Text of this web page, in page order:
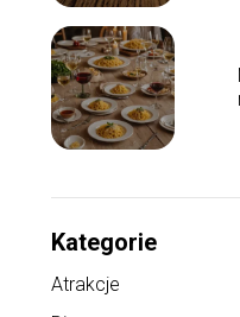
Kategorie
Atrakcje